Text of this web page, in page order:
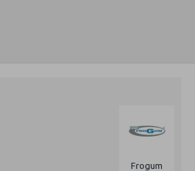
Frogum